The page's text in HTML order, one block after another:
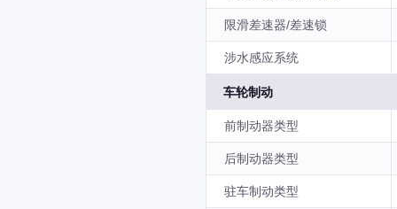
限滑差速器/差速锁
涉水感应系统
车轮制动
前制动器类型
后制动器类型
驻车制动类型